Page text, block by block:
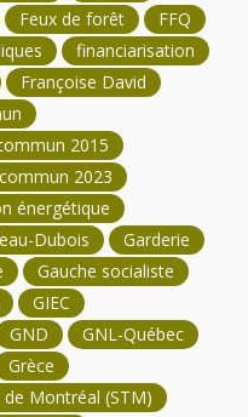
Feux de forêt
FFQ
financiarisation
Françoise David
2015
2023
énergétique
Dubois
Garderie
Gauche socialiste
GIEC
GND
GNL-Québec
Grèce
Montréal (STM)